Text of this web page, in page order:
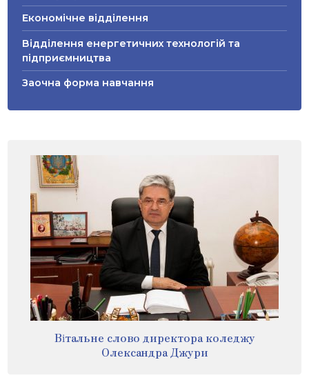
Економічне відділення
Відділення енергетичних технологій та
підприємництва
Заочна форма навчання
Вітальне слово директора коледжу
Олександра Джури